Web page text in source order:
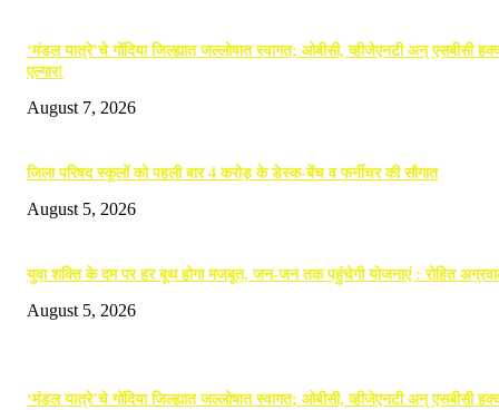
‘मंडल यात्रे’चे गोंदिया जिल्ह्यात जल्लोषात स्वागत; ओबीसी, व्हीजेएनटी अन् एसबीसी
एल्गार!
August 7, 2026
जिला परिषद स्कूलों को पहली बार 4 करोड़ के डेस्क-बेंच व फर्नीचर की सौगात
August 5, 2026
युवा शक्ति के दम पर हर बूथ होगा मजबूत, जन-जन तक पहुंचेगी योजनाएं : रोहित
August 5, 2026
‘मंडल यात्रे’चे गोंदिया जिल्ह्यात जल्लोषात स्वागत; ओबीसी, व्हीजेएनटी अन् एसबीसी